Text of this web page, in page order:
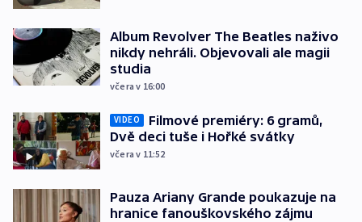
Album Revolver The Beatles naživo
nikdy nehráli. Objevovali ale magii
studia
včera v 16:00
VIDEO
Filmové premiéry: 6 gramů,
Dvě deci tuše i Hořké svátky
včera v 11:52
Pauza Ariany Grande poukazuje na
hranice fanouškovského zájmu